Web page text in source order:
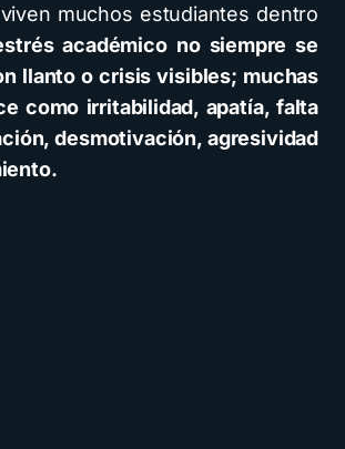
muchos estudiantes dentro
académico no siempre se
llanto o crisis visibles; muchas
como irritabilidad, apatía, falta
desmotivación, agresividad